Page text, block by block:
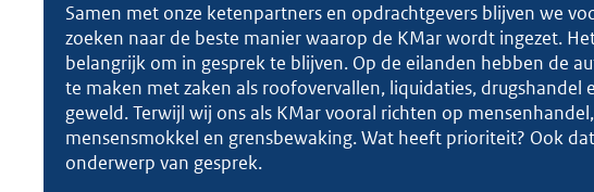
Samen met onze ketenpartners en opdrachtgevers blijven we
zoeken naar de beste manier waarop de KMar wordt ingezet.
belangrijk om in gesprek te blijven. Op de eilanden hebben de
te maken met zaken als roofovervallen, liquidaties, drugshandel
geweld. Terwijl wij ons als KMar vooral richten op mensenhandel,
mensensmokkel en grensbewaking. Wat heeft prioriteit? Ook
onderwerp van gesprek.